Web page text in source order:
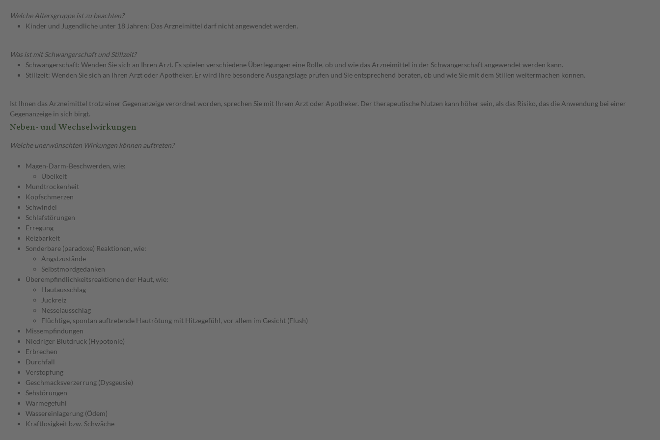
Welche Altersgruppe ist zu beachten?
Kinder und Jugendliche unter 18 Jahren: Das Arzneimittel darf nicht angewendet werden.
Was ist mit Schwangerschaft und Stillzeit?
Schwangerschaft: Wenden Sie sich an Ihren Arzt. Es spielen verschiedene Überlegungen eine Rolle, ob und wie das Arzneimittel in der Schwangerschaft angewendet werden kann.
Stillzeit: Wenden Sie sich an Ihren Arzt oder Apotheker. Er wird Ihre besondere Ausgangslage prüfen und Sie entsprechend beraten, ob und wie Sie mit dem Stillen weitermachen können.
Ist Ihnen das Arzneimittel trotz einer Gegenanzeige verordnet worden, sprechen Sie mit Ihrem Arzt oder Apotheker. Der therapeutische Nutzen kann höher sein, als das Risiko, das die Anwendung bei einer
Gegenanzeige in sich birgt.
Neben- und Wechselwirkungen
Welche unerwünschten Wirkungen können auftreten?
Magen-Darm-Beschwerden, wie:
Übelkeit
Mundtrockenheit
Kopfschmerzen
Schwindel
Schlafstörungen
Erregung
Reizbarkeit
Sonderbare (paradoxe) Reaktionen, wie:
Angstzustände
Selbstmordgedanken
Überempfindlichkeitsreaktionen der Haut, wie:
Hautausschlag
Juckreiz
Nesselausschlag
Flüchtige, spontan auftretende Hautrötung mit Hitzegefühl, vor allem im Gesicht (Flush)
Missempfindungen
Niedriger Blutdruck (Hypotonie)
Erbrechen
Durchfall
Verstopfung
Geschmacksverzerrung (Dysgeusie)
Sehstörungen
Wärmegefühl
Wassereinlagerung (Ödem)
Kraftlosigkeit bzw. Schwäche